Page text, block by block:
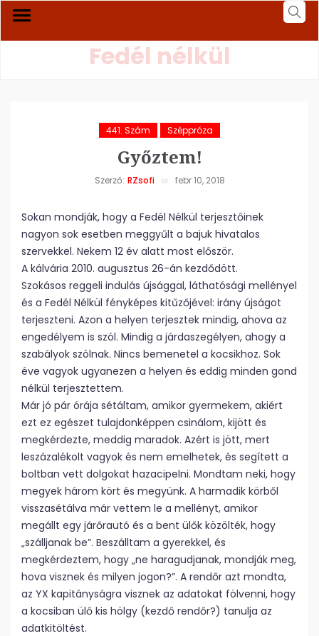
Fedél nélkül
441. Szám Széppróza
Győztem!
Szerző: RZsofi febr 10, 2018
Sokan mondják, hogy a Fedél Nélkül terjesztőinek
nagyon sok esetben meggyűlt a bajuk hivatalos
szervekkel. Nekem 12 év alatt most először.
A kálvária 2010. augusztus 26-án kezdődött.
Szokásos reggeli indulás újsággal, láthatósági mellényel
és a Fedél Nélkül fényképes kitűzőjével: irány újságot
terjeszteni. Azon a helyen terjesztek mindig, ahova az
engedélyem is szól. Mindig a járdaszegélyen, ahogy a
szabályok szólnak. Nincs bemenetel a kocsikhoz. Sok
éve vagyok ugyanezen a helyen és eddig minden gond
nélkül terjesztettem.
Már jó pár órája sétáltam, amikor gyermekem, akiért
ezt ez egészet tulajdonképpen csinálom, kijött és
megkérdezte, meddig maradok. Azért is jött, mert
leszázalékolt vagyok és nem emelhetek, és segített a
boltban vett dolgokat hazacipelni. Mondtam neki, hogy
megyek három kört és megyünk. A harmadik körből
visszasétálva már vettem le a mellényt, amikor
megállt egy járőrautó és a bent ülők közölték, hogy
„szálljanak be”. Beszálltam a gyerekkel, és
megkérdeztem, hogy „ne haragudjanak, mondják meg,
hova visznek és milyen jogon?”. A rendőr azt mondta,
az YX kapitányságra visznek az adatokat fölvenni, hogy
a kocsiban ülő kis hölgy (kezdő rendőr?) tanulja az
adatkitöltést.